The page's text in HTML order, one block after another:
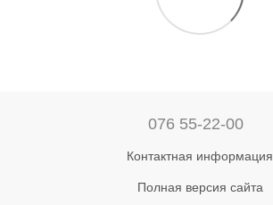
076 55-22-00
Контактная информация
Полная версия сайта